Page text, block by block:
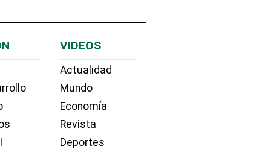
VIDEOS
Actualidad
Mundo
Economía
Revista
Deportes